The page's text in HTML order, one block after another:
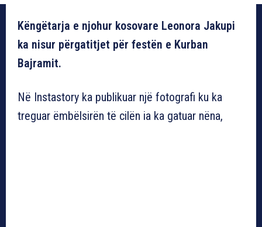
Këngëtarja e njohur kosovare Leonora Jakupi
ka nisur përgatitjet për festën e Kurban
Bajramit.
Në Instastory ka publikuar një fotografi ku ka
treguar ëmbëlsirën të cilën ia ka gatuar nëna,